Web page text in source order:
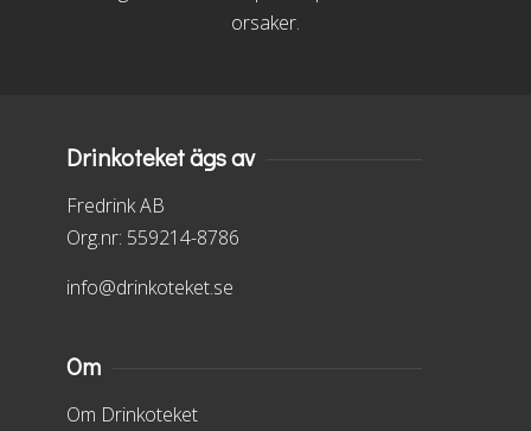
orsaker.
Drinkoteket ägs av
Fredrink AB
Org.nr: 559214-8786
info@drinkoteket.se
Om
Om Drinkoteket